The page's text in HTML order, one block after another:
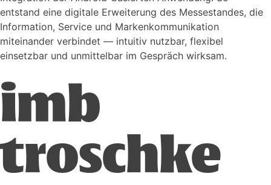
entstand eine digitale Erweiterung des Messestandes, die
Information, Service und Markenkommunikation
miteinander verbindet — intuitiv nutzbar, flexibel
einsetzbar und unmittelbar im Gespräch wirksam.
imb
troschke